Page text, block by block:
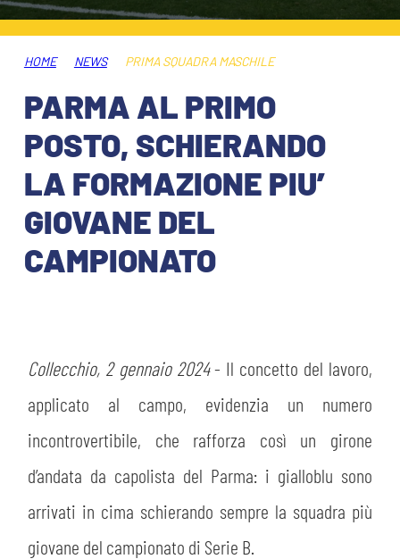
HOSPITALITY
MUSEUM CLUB EXPERIENCE
BIGLIETTI
ABBONAMENTI
INFO BIGLIETTI
TARDINI CARD
INFORMAZIONI ACCREDITI
SHOP
ESPORTS
IL CLUB
ORGANIGRAMMA
MUTTI TRAINING CENTER
STORE
MUSEO
FLASH NEWS
MEDIA
ACADEMY
HOME NEWS PRIMA SQUADRA MASCHILE
PARMA AL PRIMO
POSTO, SCHIERANDO
LA FORMAZIONE PIU’
GIOVANE DEL
CAMPIONATO
Collecchio, 2 gennaio 2024- Il concetto del lavoro,
applicato al campo, evidenzia un numero
incontrovertibile, che rafforza così un girone
d’andata da capolista del Parma: i gialloblu sono
arrivati in cima schierando sempre la squadra più
giovane del campionato di Serie B.